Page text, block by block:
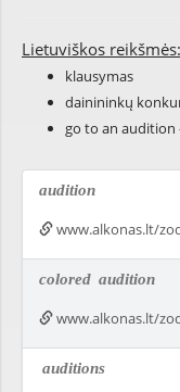
Lietuviškos reikšmės:
klausymas
dainininkų
go to an audition
audition
www.alkonas.lt/
colored audition
www.alkonas.lt/
auditions